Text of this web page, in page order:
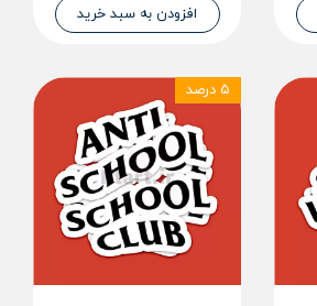
افزودن به سبد خرید
۵ درصد